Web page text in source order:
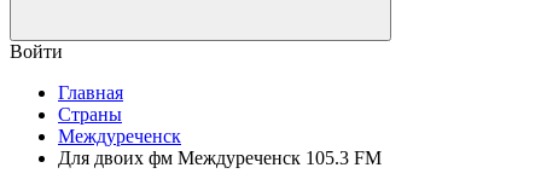
Войти
Главная
Страны
Междуреченск
Для двоих фм Междуреченск 105.3 FM